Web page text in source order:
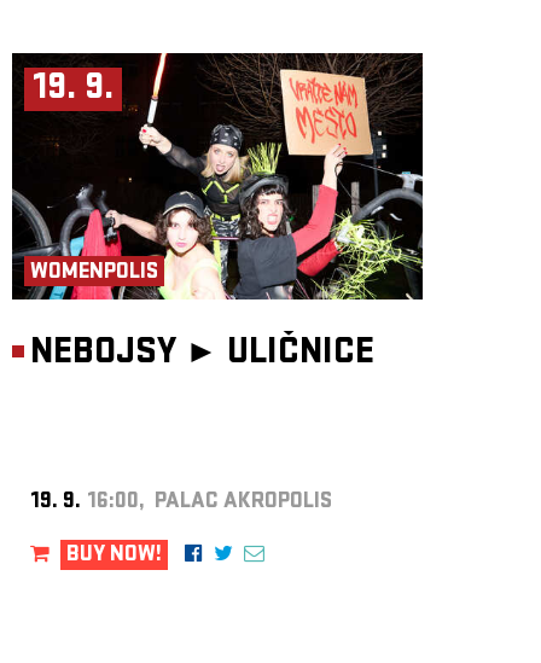
19. 9.
WOMENPOLIS
NEBOJSY ► ULIČNICE
19. 9. 16:00, PALAC AKROPOLIS
BUY NOW!